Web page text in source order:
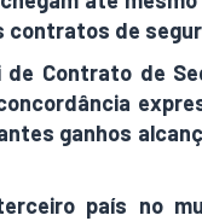
contratos de
Contrato de
ganhos
país no